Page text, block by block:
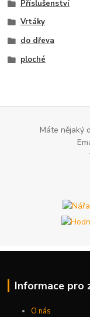
Příslušenství
Vrtáky
do dřeva
ploché
Máte nějaký
Informace pro
O nás